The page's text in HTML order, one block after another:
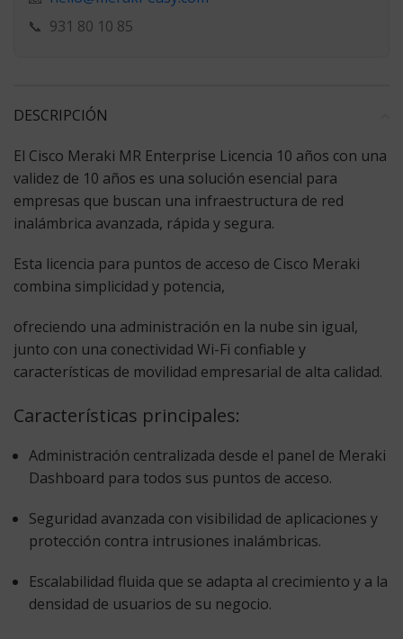
📞 931 80 10 85
DESCRIPCIÓN
El Cisco Meraki MR Enterprise Licencia 10 años con una
validez de 10 años es una solución esencial para
empresas que buscan una infraestructura de red
inalámbrica avanzada, rápida y segura.
Esta licencia para puntos de acceso de Cisco Meraki
combina simplicidad y potencia,
ofreciendo una administración en la nube sin igual,
junto con una conectividad Wi-Fi confiable y
características de movilidad empresarial de alta calidad.
Características principales:
Administración centralizada desde el panel de Meraki
Dashboard para todos sus puntos de acceso.
Seguridad avanzada con visibilidad de aplicaciones y
protección contra intrusiones inalámbricas.
Escalabilidad fluida que se adapta al crecimiento y a la
densidad de usuarios de su negocio.